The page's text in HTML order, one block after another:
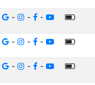
- - -
- - -
- - -